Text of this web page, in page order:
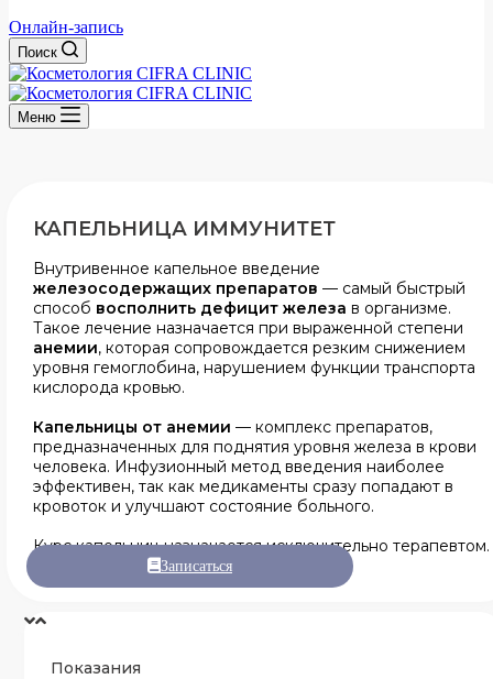
Онлайн-запись
Поиск
Меню
КАПЕЛЬНИЦА ИММУНИТЕТ
Внутривенное капельное введение
железосодержащих препаратов — самый быстрый
способ восполнить дефицит железа в организме.
Такое лечение назначается при выраженной степени
анемии, которая сопровождается резким снижением
уровня гемоглобина, нарушением функции транспорта
кислорода кровью.
Капельницы от анемии — комплекс препаратов,
предназначенных для поднятия уровня железа в крови
человека. Инфузионный метод введения наиболее
эффективен, так как медикаменты сразу попадают в
кровоток и улучшают состояние больного.
Курс капельниц назначается исключительно терапевтом.
Записаться
Показания